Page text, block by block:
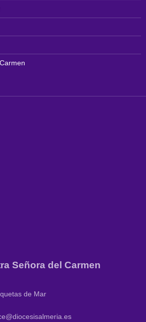
Señora del Carmen
de Mar